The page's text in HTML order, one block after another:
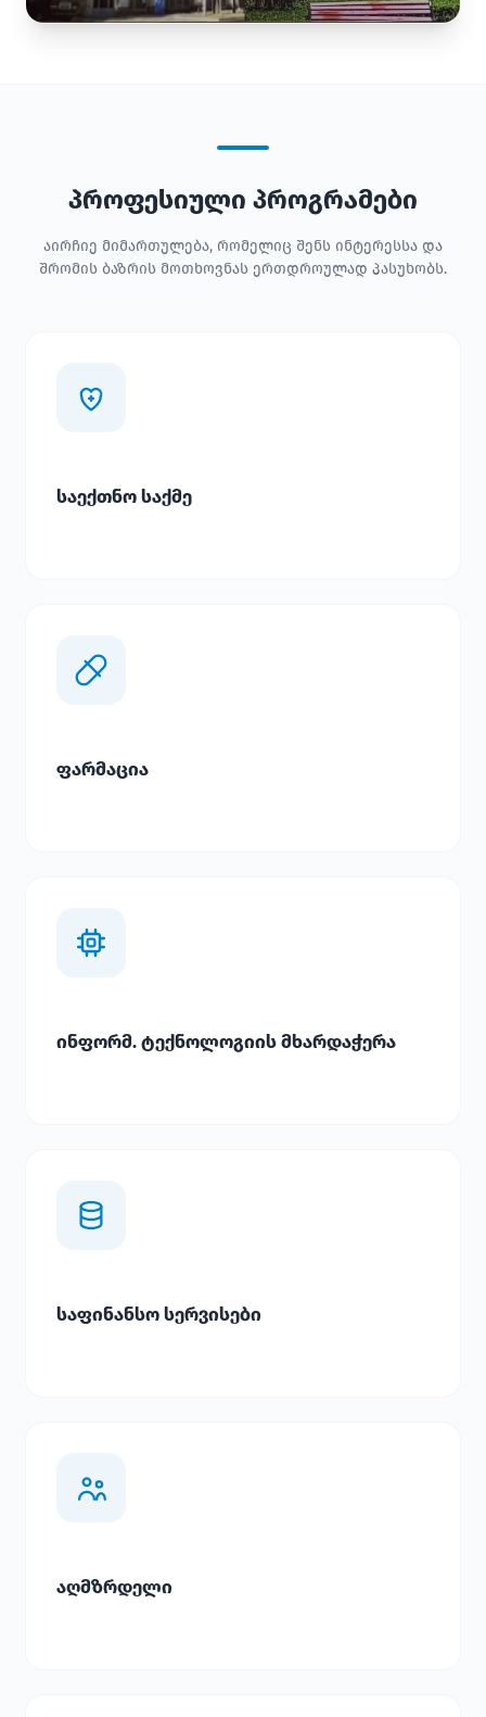
პროფესიული პროგრამები
აირჩიე მიმართულება, რომელიც შენს ინტერესსა და
შრომის ბაზრის მოთხოვნას ერთდროულად პასუხობს.
საექთნო საქმე
ფარმაცია
ინფორმ. ტექნოლოგიის მხარდაჭერა
საფინანსო სერვისები
აღმზრდელი